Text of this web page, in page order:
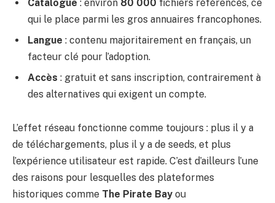
Catalogue : environ 80 000 fichiers référencés, ce
qui le place parmi les gros annuaires francophones.
Langue : contenu majoritairement en français, un
facteur clé pour l’adoption.
Accès : gratuit et sans inscription, contrairement à
des alternatives qui exigent un compte.
L’effet réseau fonctionne comme toujours : plus il y a
de téléchargements, plus il y a de seeds, et plus
l’expérience utilisateur est rapide. C’est d’ailleurs l’une
des raisons pour lesquelles des plateformes
historiques comme The Pirate Bay ou